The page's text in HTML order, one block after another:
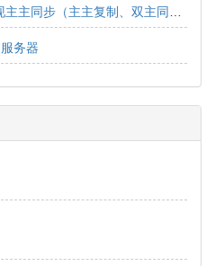
MySQL(Mariadb)数据库实现主主同步（主主复制、双主同步、双向同步）
务器